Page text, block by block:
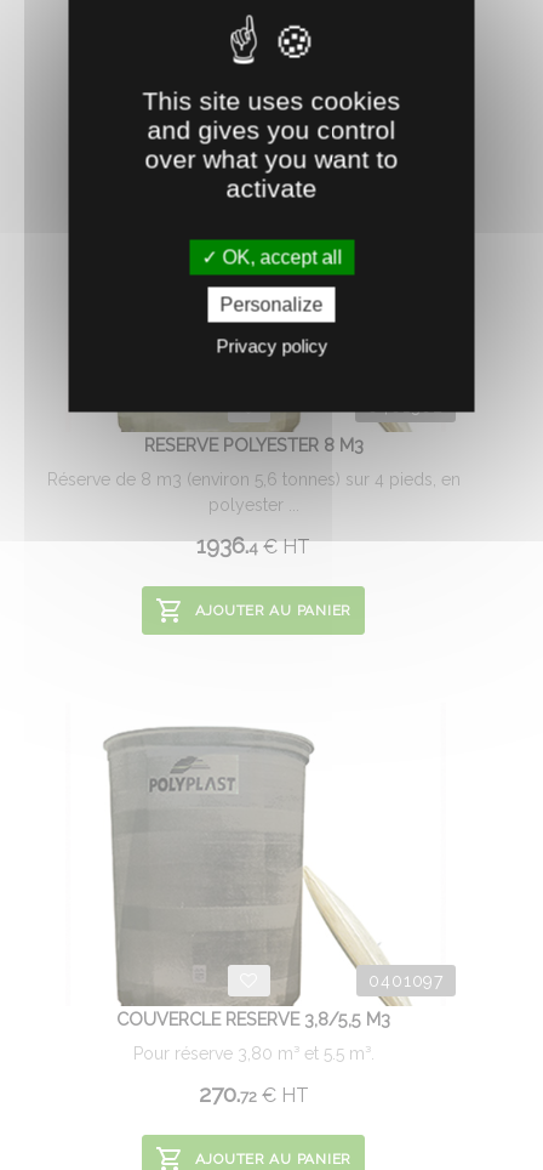
AJOUTER AU PANIER
RESERVE POLYESTER 8 M3
Réserve de 8 m3 (environ 5,6 tonnes) sur 4 pieds, en
polyester ...
1936.4 €HT
AJOUTER AU PANIER
0401097
COUVERCLE RESERVE 3,8/5,5 M3
Pour réserve 3,80 m³ et 5.5 m³.
270.72 €HT
AJOUTER AU PANIER
This site uses cookies
and gives you control
over what you want to
activate
OK, accept all
Personalize
Privacy policy